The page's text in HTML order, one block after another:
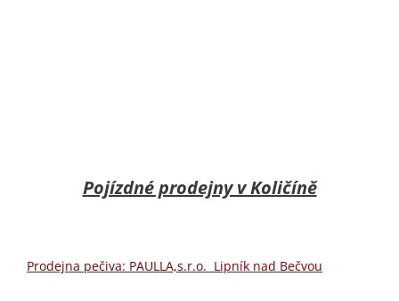
Pojízdné prodejny v Količíně
Prodejna pečiva: PAULLA,s.r.o. Lipník nad Bečvou